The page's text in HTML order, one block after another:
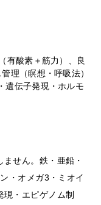
有酸素＋筋力）、良
理（瞑想・呼吸法）
遺伝子発現・ホルモ
せん。鉄・亜鉛・
・オメガ3・ミオイ
現・エピゲノム制